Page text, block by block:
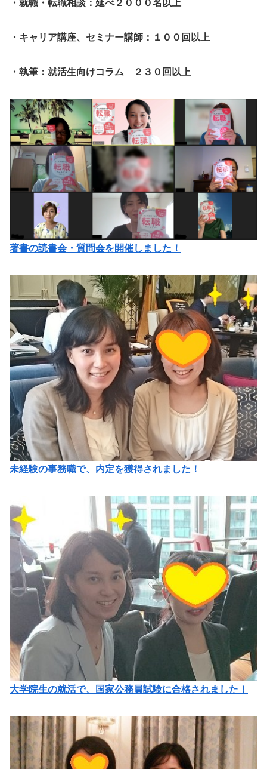
・就職・転職相談：延べ２０００名以上
・キャリア講座、セミナー講師：１００回以上
・執筆：就活生向けコラム ２３０回以上
著書の読書会・質問会を開催しました！
未経験の事務職で、内定を獲得されました！
大学院生の就活で、国家公務員試験に合格されました！